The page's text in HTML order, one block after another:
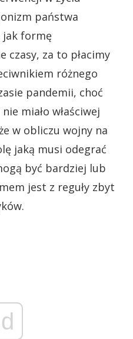
państwa
jak formę
czasy, za to płacimy
różnego
pandemii, choć
miało właściwej
w obliczu wojny na
jaką musi odegrać
być bardziej lub
jest z reguły zbyt